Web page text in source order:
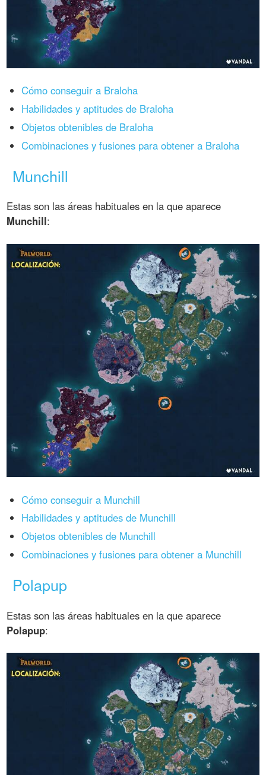
Cómo conseguir a Braloha
Habilidades y aptitudes de Braloha
Objetos obtenibles de Braloha
Combinaciones y fusiones para obtener a Braloha
Munchill
Estas son las áreas habituales en la que aparece
Munchill:
Cómo conseguir a Munchill
Habilidades y aptitudes de Munchill
Objetos obtenibles de Munchill
Combinaciones y fusiones para obtener a Munchill
Polapup
Estas son las áreas habituales en la que aparece
Polapup: